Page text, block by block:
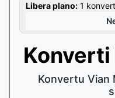
Libera plano: 1
Konverti
Konvertu Vian